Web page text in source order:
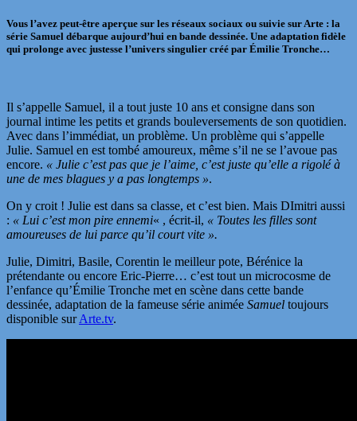
Vous l’avez peut-être aperçue sur les réseaux sociaux ou suivie sur Arte : la
série Samuel débarque aujourd’hui en bande dessinée. Une adaptation fidèle
qui prolonge avec justesse l’univers singulier créé par Émilie Tronche…
Il s’appelle Samuel, il a tout juste 10 ans et consigne dans son
journal intime les petits et grands bouleversements de son quotidien.
Avec dans l’immédiat, un problème. Un problème qui s’appelle
Julie. Samuel en est tombé amoureux, même s’il ne se l’avoue pas
encore. « Julie c’est pas que je l’aime, c’est juste qu’elle a rigolé à
une de mes blagues y a pas longtemps ».
On y croit ! Julie est dans sa classe, et c’est bien. Mais DImitri aussi
: « Lui c’est mon pire ennemi« , écrit-il, « Toutes les filles sont
amoureuses de lui parce qu’il court vite ».
Julie, Dimitri, Basile, Corentin le meilleur pote, Bérénice la
prétendante ou encore Eric-Pierre… c’est tout un microcosme de
l’enfance qu’Émilie Tronche met en scène dans cette bande
dessinée, adaptation de la fameuse série animée Samuel toujours
disponible surArte.tv.